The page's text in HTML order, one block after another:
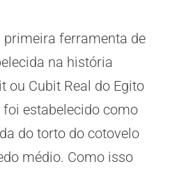
primeira ferramenta de
na história
ou Cubit Real do Egito
estabelecido como
do torto do cotovelo
médio. Como isso